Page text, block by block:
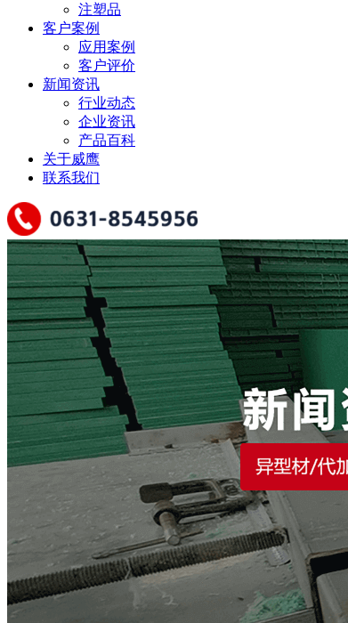
注塑品
客户案例
应用案例
客户评价
新闻资讯
行业动态
企业资讯
产品百科
关于威鹰
联系我们